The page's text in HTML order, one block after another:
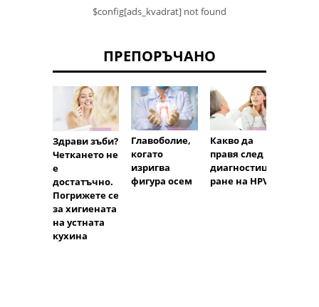
$config[ads_kvadrat] not found
ПРЕПОРЪЧАНО
Здрави зъби?
Четкането не
е
достатъчно.
Погрижете се
за хигиената
на устната
кухина
Главоболие,
когато
изригва
фигура осем
Какво да
правя след
диагностици
ране на HPV?